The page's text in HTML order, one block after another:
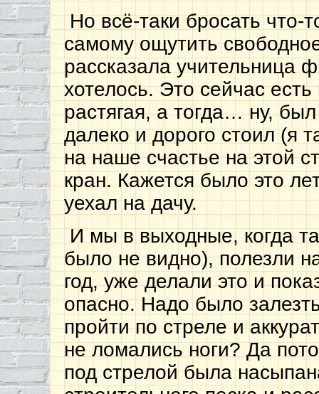
Но всё-таки бросать что-
самому ощутить
рассказала учительница
хотелось. Это сейчас
растягая, а тогда… ну,
далеко и дорого стоил (я
на наше счастье на этой
кран. Кажется было это
уехал на дачу.
И мы в выходные, когда
было не видно), полезли
год, уже делали это и
опасно. Надо было
пройти по стреле и
не ломались ноги? Да
под стрелой была